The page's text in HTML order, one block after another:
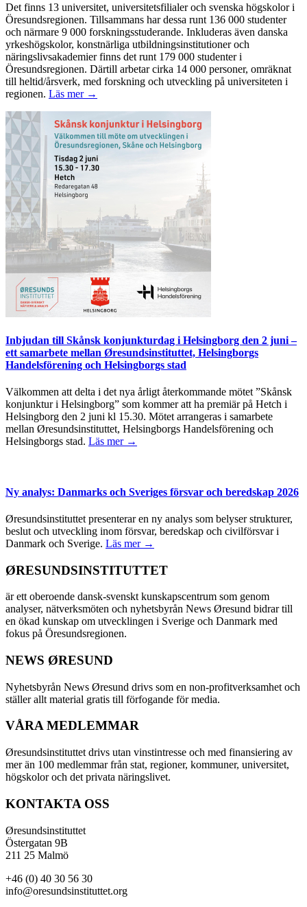
Det finns 13 universitet, universitetsfilialer och svenska högskolor i
Öresundsregionen. Tillsammans har dessa runt 136 000 studenter
och närmare 9 000 forskningsstuderande. Inkluderas även danska
yrkeshögskolor, konstnärliga utbildningsinstitutioner och
näringslivsakademier finns det runt 179 000 studenter i
Öresundsregionen. Därtill arbetar cirka 14 000 personer, omräknat
till heltid/årsverk, med forskning och utveckling på universiteten i
regionen. Läs mer →
Inbjudan till Skånsk konjunkturdag i Helsingborg den 2 juni –
ett samarbete mellan Øresundsinstituttet, Helsingborgs
Handelsförening och Helsingborgs stad
Välkommen att delta i det nya årligt återkommande mötet ”Skånsk
konjunktur i Helsingborg” som kommer att ha premiär på Hetch i
Helsingborg den 2 juni kl 15.30. Mötet arrangeras i samarbete
mellan Øresundsinstituttet, Helsingborgs Handelsförening och
Helsingborgs stad. Läs mer →
Ny analys: Danmarks och Sveriges försvar och beredskap 2026
Øresundsinstituttet presenterar en ny analys som belyser strukturer,
beslut och utveckling inom försvar, beredskap och civilförsvar i
Danmark och Sverige. Läs mer →
ØRESUNDSINSTITUTTET
är ett oberoende dansk-svenskt kunskapscentrum som genom
analyser, nätverksmöten och nyhetsbyrån News Øresund bidrar till
en ökad kunskap om utvecklingen i Sverige och Danmark med
fokus på Öresundsregionen.
NEWS ØRESUND
Nyhetsbyrån News Øresund drivs som en non-profitverksamhet och
ställer allt material gratis till förfogande för media.
VÅRA MEDLEMMAR
Øresundsinstituttet drivs utan vinst­intresse och med finansiering av
mer än 100 medlemmar från stat, regioner, kommuner, universitet,
högskolor och det privata näringslivet.
KONTAKTA OSS
Øresundsinstituttet
Östergatan 9B
211 25 Malmö
+46 (0) 40 30 56 30
info@oresundsinstituttet.org